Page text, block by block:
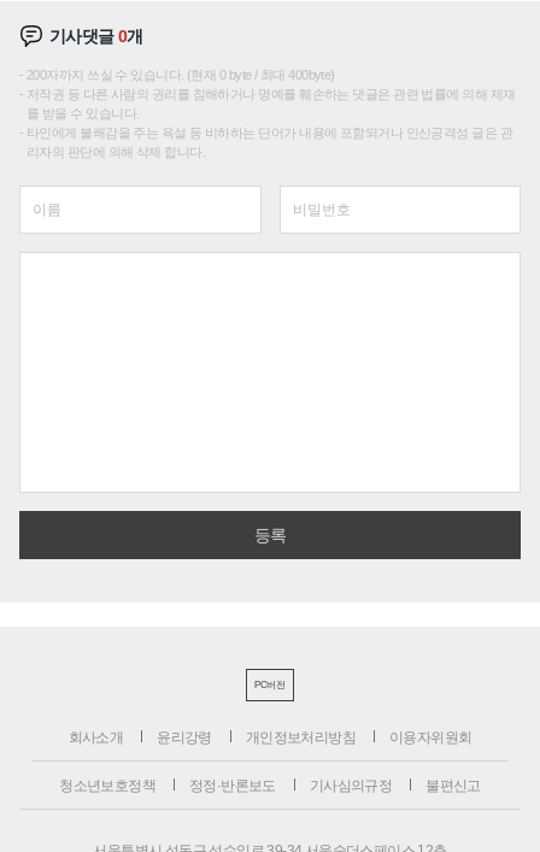
기사댓글0개
200자까지 쓰실 수 있습니다. (현재 0 byte / 최대 400byte)
저작권 등 다른 사람의 권리를 침해하거나 명예를 훼손하는 댓글은 관련 법률에 의해 제재
를 받을 수 있습니다.
타인에게 불쾌감을 주는 욕설 등 비하하는 단어가 내용에 포함되거나 인신공격성 글은 관
리자의 판단에 의해 삭제 합니다.
PC버전
회사소개 윤리강령 개인정보처리방침 이용자위원회
청소년보호정책 정정·반론보도 기사심의규정 불편신고